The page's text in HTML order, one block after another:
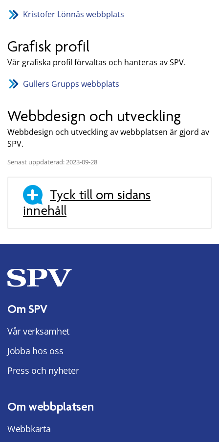
Kristofer Lönnås webbplats
Grafisk profil
Vår grafiska profil förvaltas och hanteras av SPV.
Gullers Grupps webbplats
Webbdesign och utveckling
Webbdesign och utveckling av webbplatsen är gjord av
SPV.
Senast uppdaterad: 2023-09-28
Tyck till om sidans
innehåll
Om SPV
Vår verksamhet
Jobba hos oss
Press och nyheter
Om webbplatsen
Webbkarta